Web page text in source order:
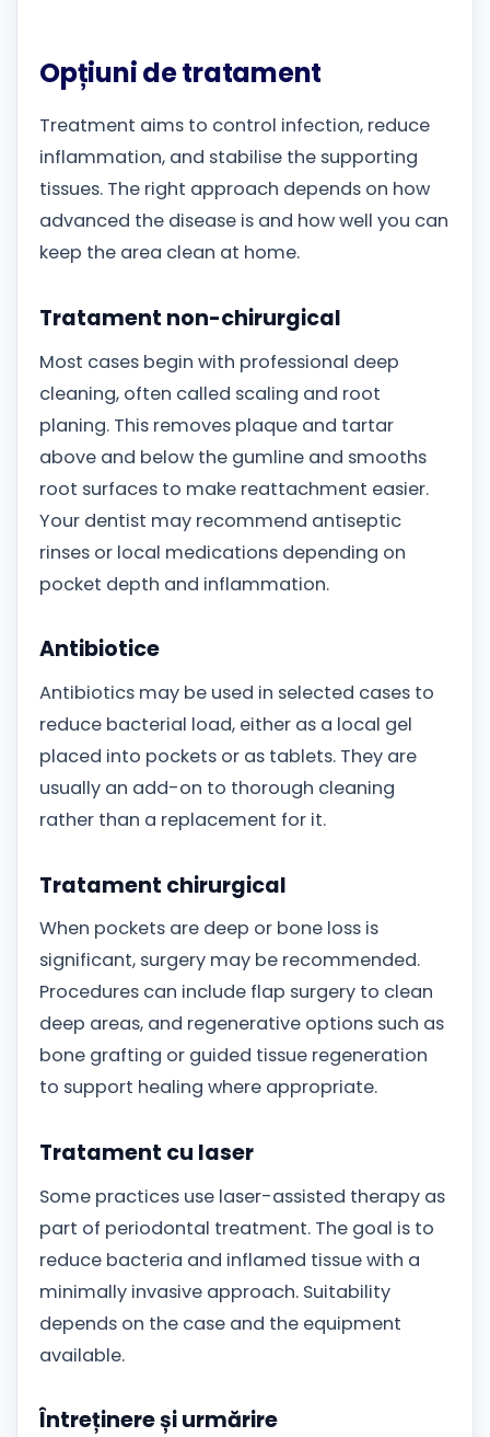
Opțiuni de tratament
Treatment aims to control infection, reduce
inflammation, and stabilise the supporting
tissues. The right approach depends on how
advanced the disease is and how well you can
keep the area clean at home.
Tratament non-chirurgical
Most cases begin with professional deep
cleaning, often called scaling and root
planing. This removes plaque and tartar
above and below the gumline and smooths
root surfaces to make reattachment easier.
Your dentist may recommend antiseptic
rinses or local medications depending on
pocket depth and inflammation.
Antibiotice
Antibiotics may be used in selected cases to
reduce bacterial load, either as a local gel
placed into pockets or as tablets. They are
usually an add-on to thorough cleaning
rather than a replacement for it.
Tratament chirurgical
When pockets are deep or bone loss is
significant, surgery may be recommended.
Procedures can include flap surgery to clean
deep areas, and regenerative options such as
bone grafting or guided tissue regeneration
to support healing where appropriate.
Tratament cu laser
Some practices use laser-assisted therapy as
part of periodontal treatment. The goal is to
reduce bacteria and inflamed tissue with a
minimally invasive approach. Suitability
depends on the case and the equipment
available.
Întreținere și urmărire